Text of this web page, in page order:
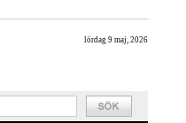
lördag 9 maj, 2026